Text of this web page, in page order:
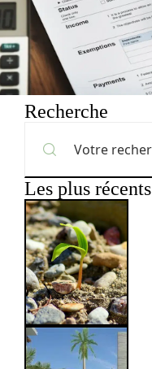
Recherche
Les plus récents